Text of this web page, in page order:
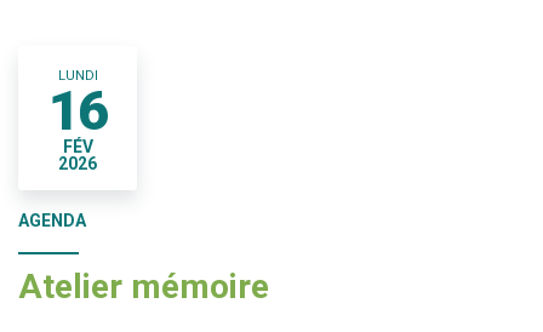
LUNDI
16
FÉV
2026
AGENDA
Atelier mémoire